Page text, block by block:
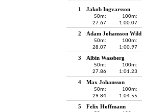
1 Jakob Ingvarsson
50m:
27.67
100m:
1:00.07
2 Adam Johansson Wild
50m:
28.07
100m:
1:00.97
3 Albin Wassberg
50m:
27.86
100m:
1:01.23
4 Max Johansson
50m:
29.84
100m:
1:04.55
5 Felix Hoffmann